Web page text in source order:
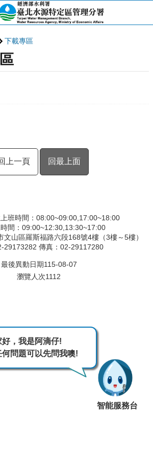
下載專區
上一頁 回最上面
班時間：08:00~09:00,17:00~18:00
間：09:00~12:30,13:30~17:00
山區羅斯福路六段168號4樓（3樓～5樓）
29173282 傳真：02-29117280
最後異動日期115-08-07
瀏覽人次1112
好，我是阿滴仔!
何問題可以先問我噢!
智能服務台